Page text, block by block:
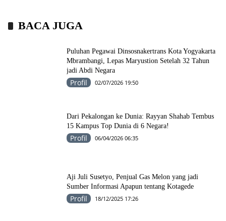
BACA JUGA
Puluhan Pegawai Dinsosnakertrans Kota Yogyakarta
Mbrambangi, Lepas Maryustion Setelah 32 Tahun
jadi Abdi Negara
Profil 02/07/2026 19:50
Dari Pekalongan ke Dunia: Rayyan Shahab Tembus
15 Kampus Top Dunia di 6 Negara!
Profil 06/04/2026 06:35
Aji Juli Susetyo, Penjual Gas Melon yang jadi
Sumber Informasi Apapun tentang Kotagede
Profil 18/12/2025 17:26